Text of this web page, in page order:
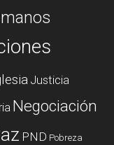
Justicia
Negociación
PND Pobreza